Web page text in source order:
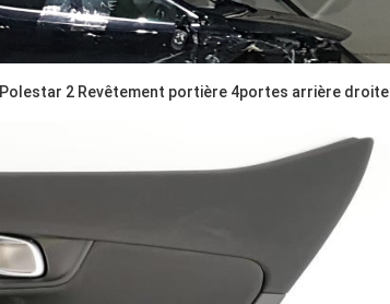
Polestar 2 Revêtement portière 4portes arrière droite